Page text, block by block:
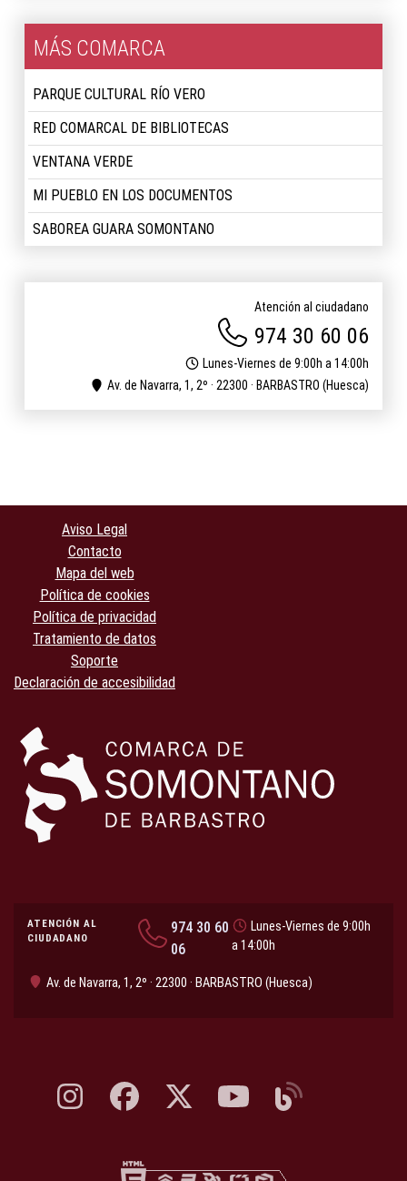
MÁS COMARCA
PARQUE CULTURAL RÍO VERO
RED COMARCAL DE BIBLIOTECAS
VENTANA VERDE
MI PUEBLO EN LOS DOCUMENTOS
SABOREA GUARA SOMONTANO
Atención al ciudadano
974 30 60 06
Lunes-Viernes de 9:00h a 14:00h
Av. de Navarra, 1, 2º · 22300 · BARBASTRO (Huesca)
Aviso Legal
Contacto
Mapa del web
Política de cookies
Política de privacidad
Tratamiento de datos
Soporte
Declaración de accesibilidad
ATENCIÓN AL
CIUDADANO
974 30 60
06
Lunes-Viernes de 9:00h
a 14:00h
Av. de Navarra, 1, 2º · 22300 · BARBASTRO (Huesca)
Instagram, abre en nueva pestaña
Facebook, abre en nueva pestaña
X, antes Twitter, abre en nueva pestaña
YouTube, abre en nueva
Blog, abre en nueva